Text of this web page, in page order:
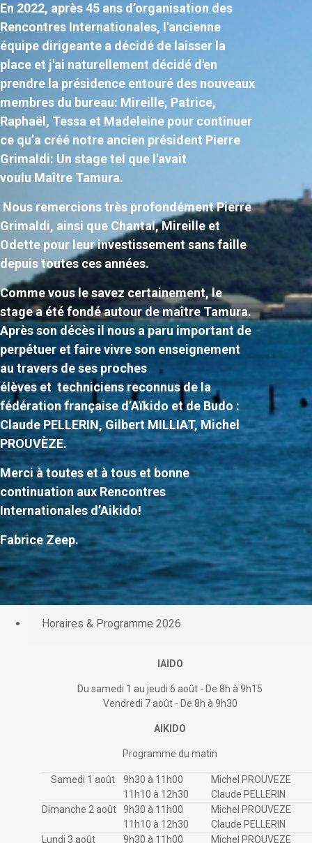
En 2022, après 45 ans d’organisation des
Rencontres Internationales, l'ancienne
équipe dirigeante a décidé de laisser la
place et j'ai naturellement décidé d'en
prendre la présidence entouré des nouveaux
membres du bureau: Mireille, Patrice,
Raphaël, Tessa et Madeleine pour continuer
ce qu’a créé notre ancien président Pierre
Grimaldi: Un stage tel que l'avait
voulu Maître Tamura.
Nous remercions très profondément Pierre
Grimaldi, ainsi que Chantal, Mireille et
Odette pour leur investissement sans faille
depuis toutes ces années.
Comme vous le savez certainement, le
stage a été fondé autour de maître Tamura.
Après son décès il nous a paru important de
perpétuer et faire vivre son enseignement
au travers de ses proches
élèves et techniciens reconnus de la
fédération française d’Aïkido et de Budo :
Claude PELLERIN, Gilbert MILLIAT, Michel
PROUVÈZE.
Merci à toutes et à tous et bonne
continuation aux Rencontres
Internationales d’Aikido!
Fabrice Zeep.
Horaires & Programme 2026
IAIDO
Du samedi 1 au jeudi 6 août - De 8h à 9h15
Vendredi 7 août - De 8h à 9h30
AIKIDO
Programme du matin
Samedi 1 août
9h30 à 11h00
11h10 à 12h30
Michel PROUVEZE
Claude PELLERIN
Dimanche 2 août
9h30 à 11h00
11h10 à 12h30
Michel PROUVEZE
Claude PELLERIN
Lundi 3 août
9h30 à 11h00 Michel PROUVEZE